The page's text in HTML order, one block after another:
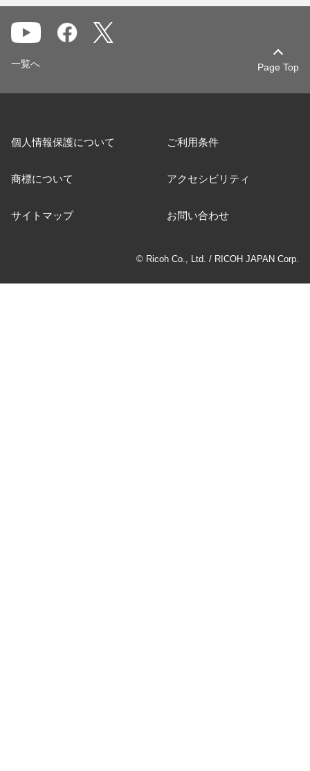
Page Top
一覧へ
個人情報保護について ご利用条件
商標について アクセシビリティ
サイトマップ お問い合わせ
© Ricoh Co., Ltd. / RICOH JAPAN Corp.